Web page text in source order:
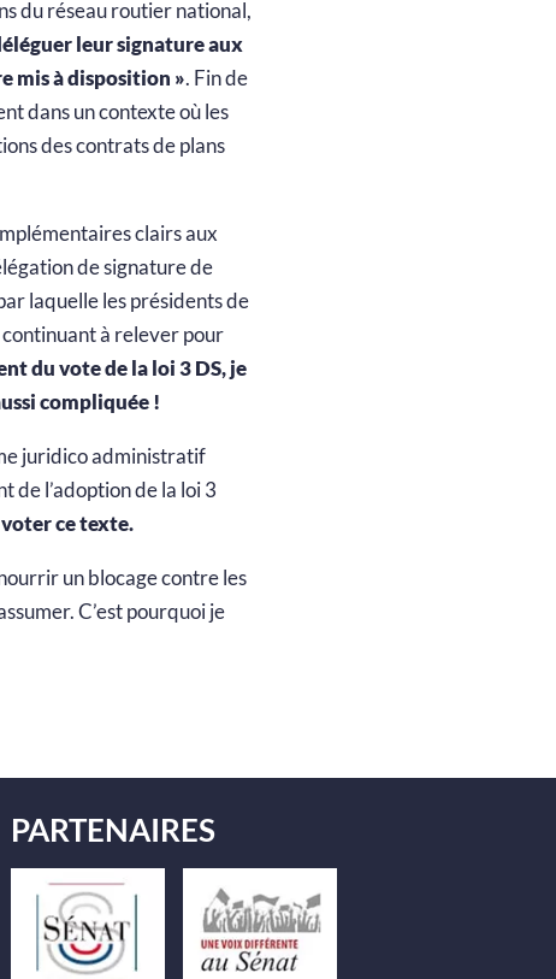
du réseau routier national,
leur signature aux
mis à disposition ». Fin de
dans un contexte où les
des contrats de plans
clairs aux
de signature de
laquelle les présidents de
à relever pour
du vote de la loi 3 DS, je
compliquée !
juridico administratif
de l’adoption de la loi 3
voter ce texte.
un blocage contre les
C’est pourquoi je
PARTENAIRES